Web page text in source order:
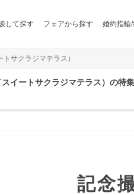
して探す フェアから探す 婚約指輪
サクラジマテラス）
イートサクラジマテラス）の特集
記念